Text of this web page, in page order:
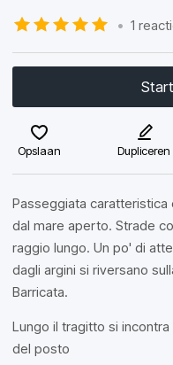
• 1
Opslaan Dupliceren
Passeggiata
dal mare aperto. Strade
raggio lungo. Un po' di
dagli argini si riversano
Barricata.
Lungo il tragitto si
del posto